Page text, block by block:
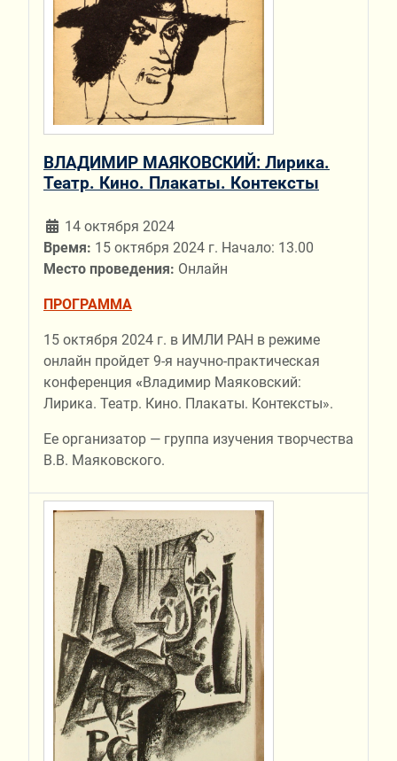
ВЛАДИМИР МАЯКОВСКИЙ: Лирика.
Театр. Кино. Плакаты. Контексты
14 октября 2024
Время: 15 октября 2024 г. Начало: 13.00
Место проведения: Онлайн
ПРОГРАММА
15 октября 2024 г. в ИМЛИ РАН в режиме
онлайн пройдет 9-я научно-практическая
конференция «Владимир Маяковский:
Лирика. Театр. Кино. Плакаты. Контексты».
Ее организатор — группа изучения творчества
В.В. Маяковского.